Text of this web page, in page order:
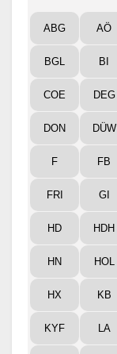
ABG AÖ
BGL BI
COE DEG
DON DÜW
F FB
FRI GI
HD HDH
HN HOL
HX KB
KYF LA